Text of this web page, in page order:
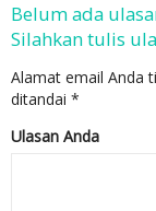
Belum ada
Silahkan tulis
Alamat email Anda
ditandai *
Ulasan Anda